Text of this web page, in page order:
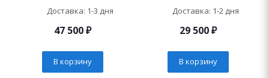
Доставка: 1-3 дня
47 500₽
В корзину
Доставка: 1-2 дня
29 500₽
В корзину